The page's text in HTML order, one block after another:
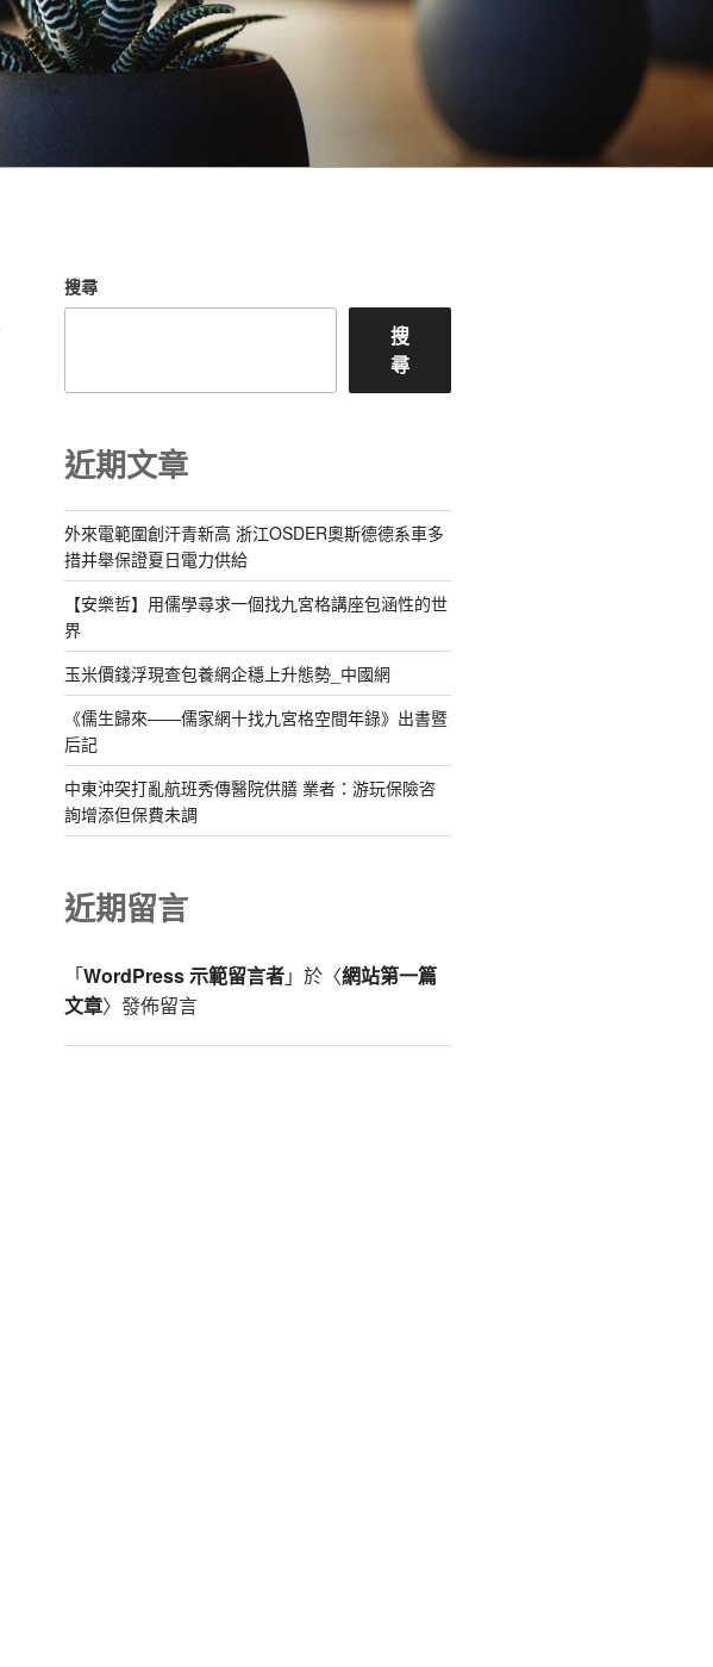
搜尋
搜
尋
近期文章
外來電範圍創汗青新高 浙江OSDER奧斯德德系車多
措并舉保證夏日電力供給
【安樂哲】用儒學尋求一個找九宮格講座包涵性的世
界
玉米價錢浮現查包養網企穩上升態勢_中國網
《儒生歸來——儒家網十找九宮格空間年錄》出書暨
后記
中東沖突打亂航班秀傳醫院供膳 業者：游玩保險咨
詢增添但保費未調
近期留言
「WordPress 示範留言者」於〈網站第一篇
文章〉發佈留言